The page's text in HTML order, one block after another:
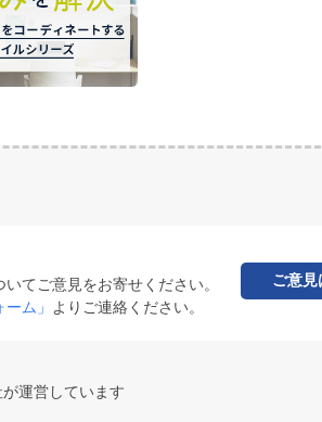
てご意見をお寄せください。
ム」 よりご連絡ください。
ご意見
運営しています